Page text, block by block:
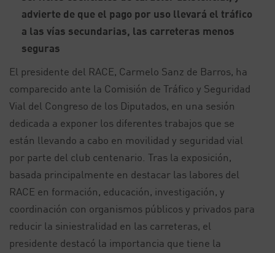
advierte de que el pago por uso llevará el tráfico
a las vías secundarias, las carreteras menos
seguras
El presidente del RACE, Carmelo Sanz de Barros, ha
comparecido ante la Comisión de Tráfico y Seguridad
Vial del Congreso de los Diputados, en una sesión
dedicada a exponer los diferentes trabajos que se
están llevando a cabo en movilidad y seguridad vial
por parte del club centenario. Tras la exposición,
basada principalmente en destacar las labores del
RACE en formación, educación, investigación, y
coordinación con organismos públicos y privados para
reducir la siniestralidad en las carreteras, el
presidente destacó la importancia que tiene la